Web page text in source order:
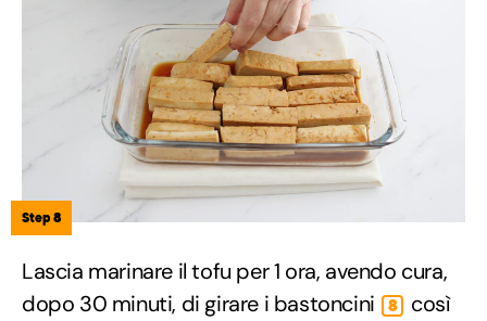
Step 8
Lascia marinare il tofu per 1 ora, avendo cura,
dopo 30 minuti, di girare i bastoncini
8
così